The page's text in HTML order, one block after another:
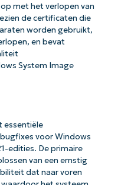
met het verlopen van
de certificaten die
worden gebruikt,
en bevat
System Image
essentiële
voor Windows
edities. De primaire
van een ernstig
dat naar voren